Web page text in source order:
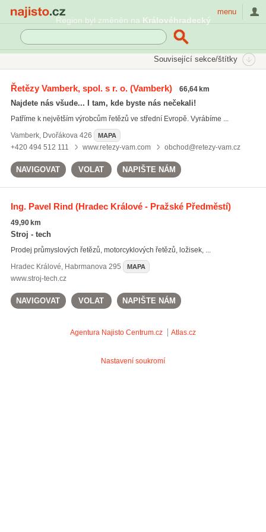
Region byl změněn na Královéhradecký
menu
Související sekce/štítky
Najisto.cz
řetězová kola(19)
ozubené řemeny(20)
Všechny související štítky
Řetězy Vamberk, spol. s r. o.(Vamberk) 66,64 km
Najdete nás všude... I tam, kde byste nás nečekali!
Patříme k největším výrobcům řetězů ve střední Evropě. Vyrábíme ...
Vamberk, Dvořákova 426 MAPA
+420 494 512 111 www.retezy-vam.com obchod@retezy-vam.cz
NAVIGOVAT VOLAT NAPIŠTE NÁM
Ing. Pavel Rind(Hradec Králové - Pražské Předměstí)
49,90 km
Stroj - tech
Prodej průmyslových řetězů, motorcyklových řetězů, ložisek, ...
Hradec Králové, Habrmanova 295 MAPA
www.stroj-tech.cz
NAVIGOVAT VOLAT NAPIŠTE NÁM
Agentura Najisto Centrum.cz Atlas.cz
Nastavení soukromí